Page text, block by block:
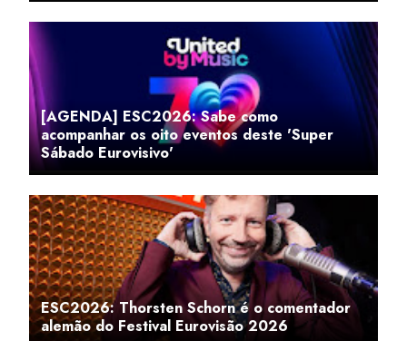
[AGENDA] ESC2026: Sabe como
acompanhar os oito eventos deste 'Super
Sábado Eurovisivo'
ESC2026: Thorsten Schorn é o comentador
alemão do Festival Eurovisão 2026